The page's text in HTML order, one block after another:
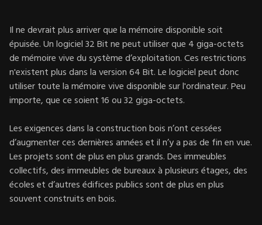
Il ne devrait plus arriver que la mémoire disponible soit
épuisée. Un logiciel 32 Bit ne peut utiliser que 4 giga-octets
de mémoire vive du système d’exploitation. Ces restrictions
n'existent plus dans la version 64 Bit. Le logiciel peut donc
utiliser toute la mémoire vive disponible sur l'ordinateur. Peu
importe, que ce soient 16 ou 32 giga-octets.
Les exigences dans la construction bois n’ont cessées
d’augmenter ces dernières années et il n’y a pas de fin en vue.
Les projets sont de plus en plus grands. Des immeubles
collectifs, des immeubles de bureaux à plusieurs étages, des
écoles et d’autres édifices publics sont de plus en plus
souvent construits en bois.